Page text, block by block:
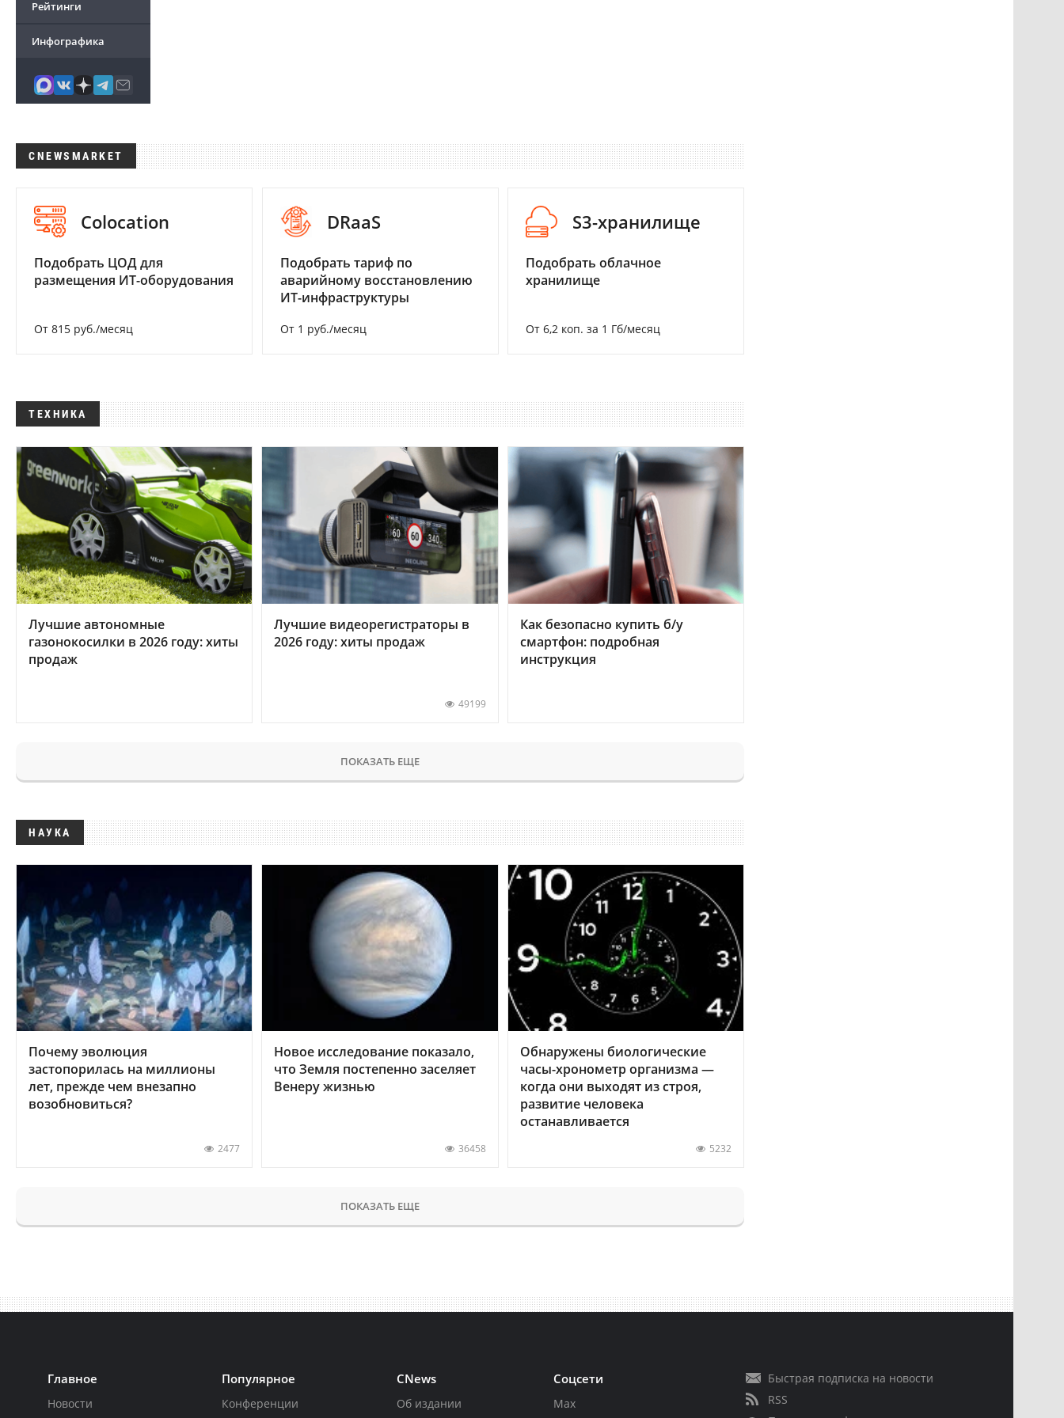
Рейтинги
Инфографика
CNEWSMARKET
Colocation
Подобрать ЦОД для
размещения ИТ-оборудования
От 815 руб./месяц
DRaaS
Подобрать тариф по
аварийному восстановлению
ИТ-инфраструктуры
От 1 руб./месяц
S3-хранилище
Подобрать облачное
хранилище
От 6,2 коп. за 1 Гб/месяц
ТЕХНИКА
Лучшие автономные
газонокосилки в 2026 году: хиты
продаж
Лучшие видеорегистраторы в
2026 году: хиты продаж
49199
Как безопасно купить б/у
смартфон: подробная
инструкция
ПОКАЗАТЬ ЕЩЕ
НАУКА
Почему эволюция
застопорилась на миллионы
лет, прежде чем внезапно
возобновиться?
2477
Новое исследование показало,
что Земля постепенно заселяет
Венеру жизнью
36458
Обнаружены биологические
часы-хронометр организма —
когда они выходят из строя,
развитие человека
останавливается
5232
ПОКАЗАТЬ ЕЩЕ
Главное
Новости
Популярное
Конференции
CNews
Об издании
Соцсети
Max
Быстрая подписка на новости
RSS